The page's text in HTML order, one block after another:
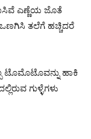
ಎಣ್ಣೆಯ ಜೊತೆ
ಒಣಗಿಸಿ ತಲೆಗೆ ಹಚ್ಚಿದರೆ
ಟೊಮೊಟೊವನ್ನು ಹಾಕಿ
ಗುಳ್ಳೆಗಳು